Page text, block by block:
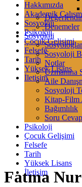
Denemeler
Sosyoloji
Sosyologlar
Sosyoloji
Notlar
Uzmanına
Aile
Sosyoloji
Kitap-Film
Bağımlılık
Soru Cevap
Psikoloji
Çocuk Gelişimi
Felsefe
Tarih
Yüksek Lisans
İletişim
Hakkımızda
Akademik
Sosyoloji
Psikoloji
Çocuk Gelişimi
Felsefe
Tarih
Yüksek Lisans
İletişim
Fatma